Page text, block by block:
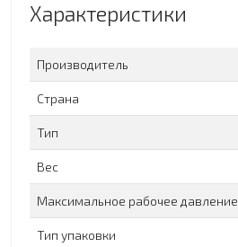
Характеристики
Производитель
Страна
Тип
Вес
Максимальное рабочее давление
Тип упаковки